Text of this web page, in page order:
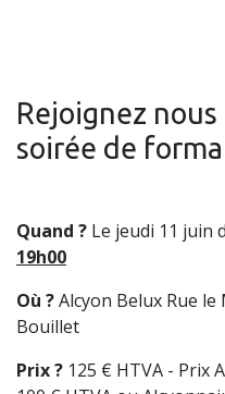
Rejoignez
soirée de
Quand ? Le jeudi 11 juin
19h00
Où ?Alcyon Belux Rue
Bouillet
Prix ? 125 € HTVA - Prix